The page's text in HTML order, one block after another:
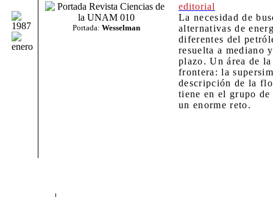
Portada: Wesselman
editorial
La necesidad de
alternativas de
diferentes del
resuelta a mediano
plazo. Un área de
frontera: la
descripción de la
tiene en el grupo de
un enorme reto.